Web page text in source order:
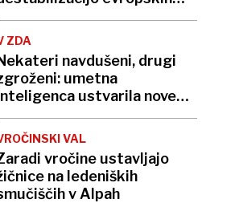
ZDA
navdušeni, drugi
umetna
ustvarila nove
VAL
vročine ustavljajo
na ledeniških
v Alpah